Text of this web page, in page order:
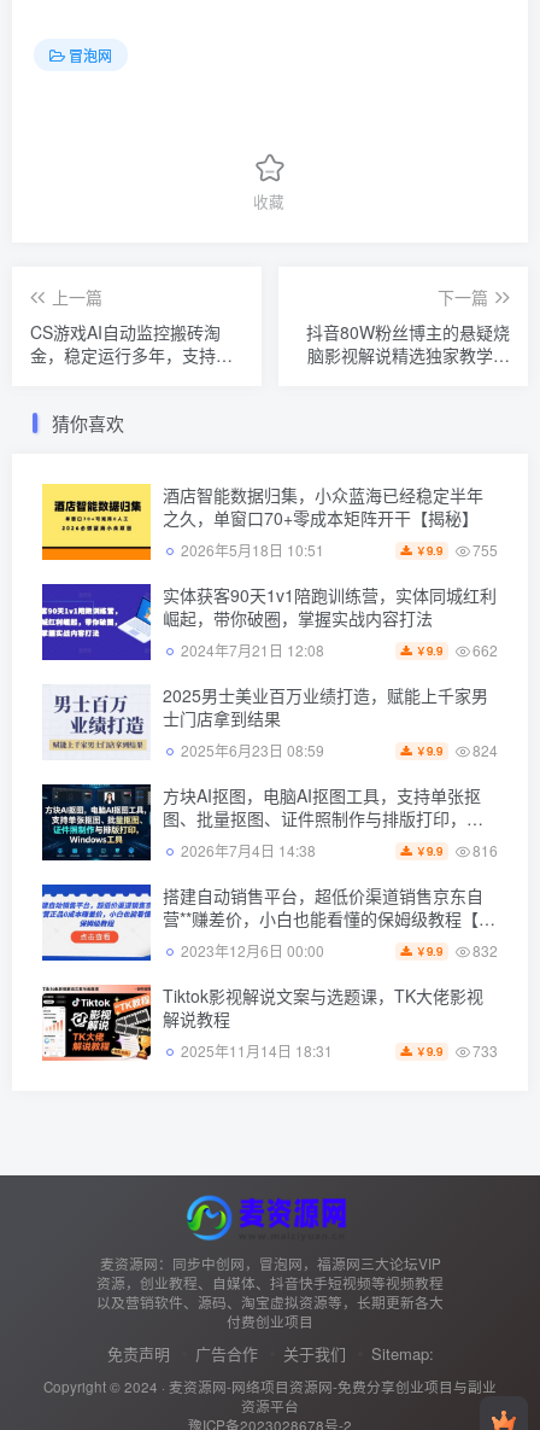
冒泡网
收藏
上一篇
CS游戏AI自动监控搬砖淘
金，稳定运行多年，支持任
下一篇
抖音80W粉丝博主的悬疑烧
脑影视解说精选独家教学，
猜你喜欢
酒店智能数据归集，小众蓝海已经稳定半年
之久，单窗口70+零成本矩阵开干【揭秘】
2026年5月18日 10:51 ￥9.9 755
实体获客90天1v1陪跑训练营，实体同城红利
崛起，带你破圈，掌握实战内容打法
2024年7月21日 12:08 ￥9.9 662
2025男士美业百万业绩打造，赋能上千家男
士门店拿到结果
2025年6月23日 08:59 ￥9.9 824
方块AI抠图，电脑AI抠图工具，支持单张抠
图、批量抠图、证件照制作与排版打印，
Windows工具
2026年7月4日 14:38 ￥9.9 816
搭建自动销售平台，超低价渠道销售京东自
营**赚差价，小白也能看懂的保姆级教程【揭
秘】
2023年12月6日 00:00 ￥9.9 832
Tiktok影视解说文案与选题课，TK大佬影视
解说教程
2025年11月14日 18:31 ￥9.9 733
麦资源网：同步中创网，冒泡网，福源网三大论坛VIP
资源，创业教程、自媒体、抖音快手短视频等视频教程
以及营销软件、源码、淘宝虚拟资源等，长期更新各大
付费创业项目
免责声明 广告合作 关于我们 Sitemap:
Copyright © 2024 · 麦资源网-网络项目资源网-免费分享创业项目与副业
资源平台
豫ICP备2023028678号-2